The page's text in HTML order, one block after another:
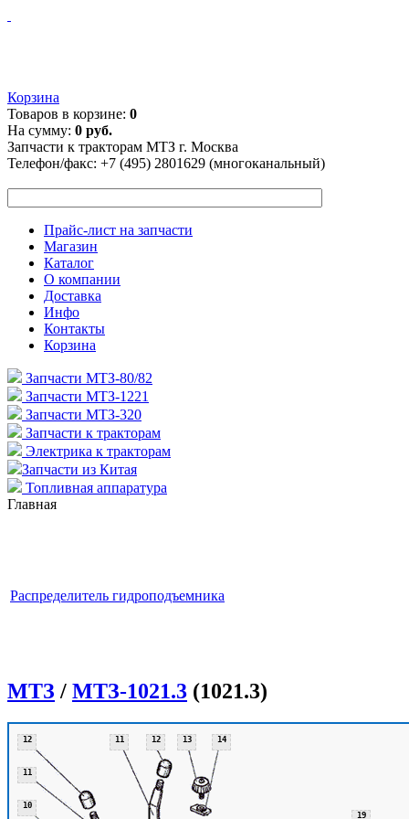
Корзина
Товаров в корзине: 0
На сумму: 0 руб.
Запчасти к тракторам МТЗ г. Москва
Телефон/факс: +7 (495) 2801629 (многоканальный)
Прайс-лист на запчасти
Магазин
Каталог
О компании
Доставка
Инфо
Контакты
Корзина
Запчасти МТЗ-80/82
Запчасти МТЗ-1221
Запчасти МТЗ-320
Запчасти к тракторам
Электрика к тракторам
Запчасти из Китая
Топливная аппаратура
Главная
Распределитель гидроподъемника
МТЗ / МТЗ-1021.3 (1021.3)
10
11
11
12
12 13 14
19
19